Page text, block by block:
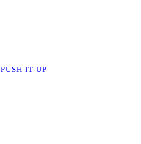
PUSH IT UP